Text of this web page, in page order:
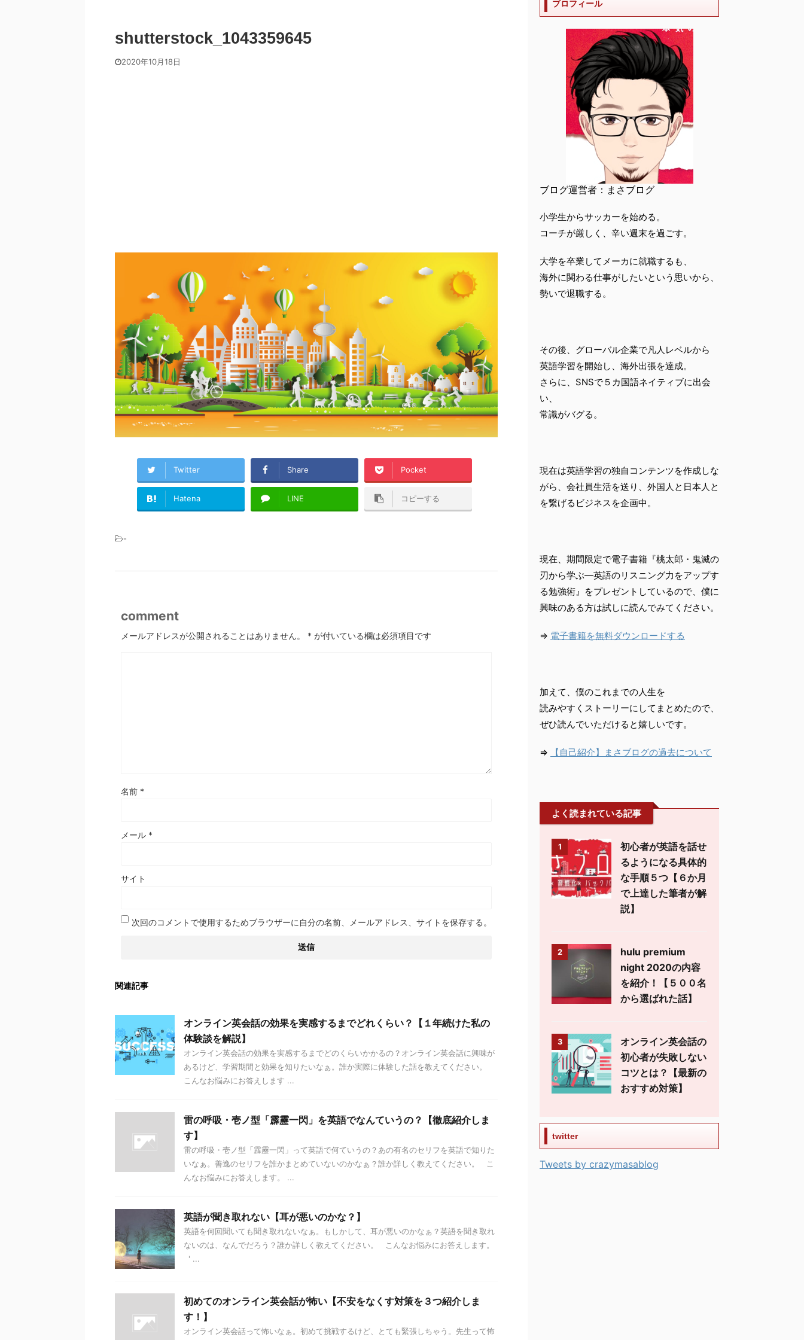
shutterstock_1043359645
2020年10月18日
Twitter Share Pocket
Hatena LINE コピーする
-
comment
メールアドレスが公開されることはありません。 * が付いている欄は必須項目です
名前 *
メール *
サイト
次回のコメントで使用するためブラウザーに自分の名前、メールアドレス、サイトを保存する。
関連記事
オンライン英会話の効果を実感するまでどれくらい？【１年続けた私の
体験談を解説】
オンライン英会話の効果を実感するまでどのくらいかかるの？オンライン英会話に興味が
あるけど、学習期間と効果を知りたいなぁ。誰か実際に体験した話を教えてください。
こんなお悩みにお答えします ...
雷の呼吸・壱ノ型「霹靂一閃」を英語でなんていうの？【徹底紹介しま
す】
雷の呼吸・壱ノ型「霹靂一閃」って英語で何ていうの？あの有名のセリフを英語で知りた
いなぁ。善逸のセリフを誰かまとめていないのかなぁ？誰か詳しく教えてください。 こ
んなお悩みにお答えします。 ...
英語が聞き取れない【耳が悪いのかな？】
英語を何回聞いても聞き取れないなぁ。もしかして、耳が悪いのかなぁ？英語を聞き取れ
ないのは、なんでだろう？誰か詳しく教えてください。 こんなお悩みにお答えします。
' ...
初めてのオンライン英会話が怖い【不安をなくす対策を３つ紹介しま
す！】
オンライン英会話って怖いなぁ。初めて挑戦するけど、とても緊張しちゃう。先生って怖
プロフィール
ブログ運営者：まさブログ
小学生からサッカーを始める。
コーチが厳しく、辛い週末を過ごす。
大学を卒業してメーカに就職するも、
海外に関わる仕事がしたいという思いから、
勢いで退職する。
その後、グローバル企業で凡人レベルから
英語学習を開始し、海外出張を達成。
さらに、SNSで５カ国語ネイティブに出会
い、
常識がバグる。
現在は英語学習の独自コンテンツを作成しな
がら、会社員生活を送り、外国人と日本人と
を繋げるビジネスを企画中。
現在、期間限定で電子書籍『桃太郎・鬼滅の
刃から学ぶ―英語のリスニング力をアップす
る勉強術』をプレゼントしているので、僕に
興味のある方は試しに読んでみてください。
⇒ 電子書籍を無料ダウンロードする
加えて、僕のこれまでの人生を
読みやすくストーリーにしてまとめたので、
ぜひ読んでいただけると嬉しいです。
⇒ 【自己紹介】まさブログの過去について
よく読まれている記事
1
初心者が英語を話せ
るようになる具体的
な手順５つ【６か月
で上達した筆者が解
説】
2
hulu premium
night 2020の内容
を紹介！【５００名
から選ばれた話】
3
オンライン英会話の
初心者が失敗しない
コツとは？【最新の
おすすめ対策】
twitter
Tweets by crazymasablog